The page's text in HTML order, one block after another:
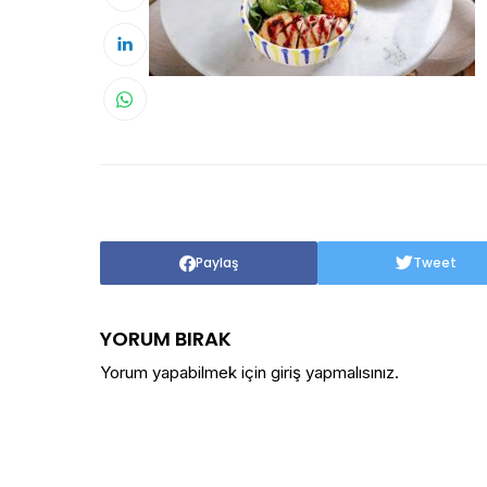
Paylaş Tweet
YORUM BIRAK
Yorum yapabilmek için giriş yapmalısınız.